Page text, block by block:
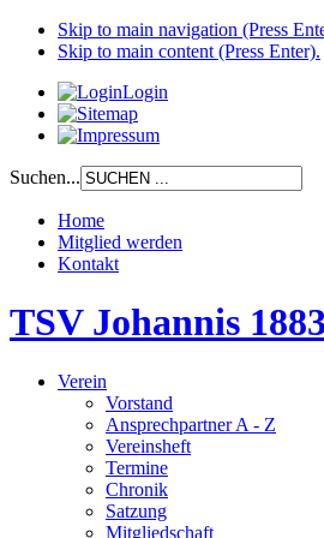
Skip to main navigation (Press
Skip to main content (Press Enter).
Login
Suchen...
Home
Mitglied werden
Kontakt
TSV Johannis
Verein
Vorstand
Ansprechpartner A - Z
Vereinsheft
Termine
Chronik
Satzung
Mitgliedschaft